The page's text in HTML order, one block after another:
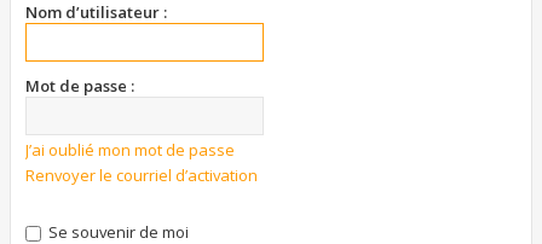
Nom d’utilisateur :
Mot de passe :
J’ai oublié mon mot de passe
Renvoyer le courriel d’activation
Se souvenir de moi